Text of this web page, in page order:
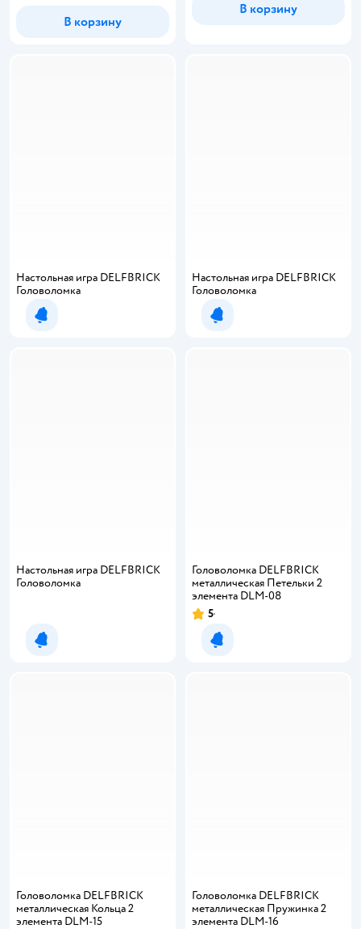
В корзину
В корзину
Настольная игра DELFBRICK
Головоломка
Уведомить о появлении
Настольная игра DELFBRICK
Головоломка
Уведомить о появлении
Настольная игра DELFBRICK
Головоломка
Уведомить о появлении
Головоломка DELFBRICK
металлическая Петельки 2
элемента DLM-08
Рейтинг:
5
Уведомить о появлении
Головоломка DELFBRICK
металлическая Кольца 2
элемента DLM-15
Головоломка DELFBRICK
металлическая Пружинка 2
элемента DLM-16